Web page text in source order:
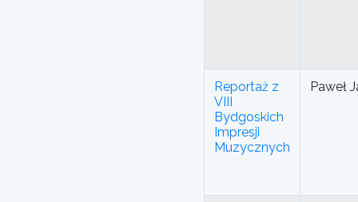
Reportaż z
VIII
Bydgoskich
Impresji
Muzycznych
Paweł